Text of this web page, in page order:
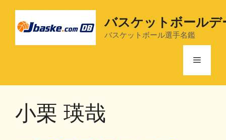
バスケットボールデ
バスケットボール選手名鑑
メ
小栗 瑛哉